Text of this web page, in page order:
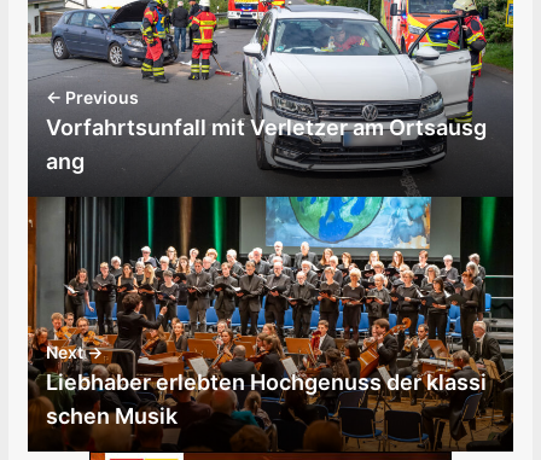
← Previous
Vorfahrtsunfall mit Verletzer am Ortsausg
ang
Next →
Liebhaber erlebten Hochgenuss der klassi
schen Musik